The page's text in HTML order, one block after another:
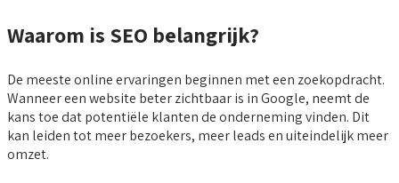
Waarom is SEO belangrijk?
De meeste online ervaringen beginnen met een zoekopdracht.
Wanneer een website beter zichtbaar is in Google, neemt de
kans toe dat potentiële klanten de onderneming vinden. Dit
kan leiden tot meer bezoekers, meer leads en uiteindelijk meer
omzet.